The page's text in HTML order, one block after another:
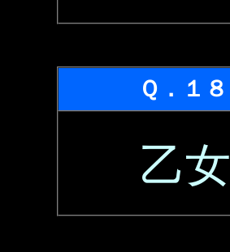
Ｑ．１８
乙女